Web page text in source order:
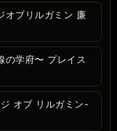
オブリルガミン 廉
の学府〜 プレイス
オブ リルガミン-